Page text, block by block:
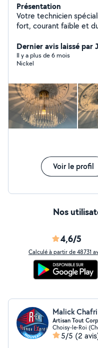
Présentation
Votre technicien
fort, courant faible et
vos attentes.
Dernier avis laissé par
Il y a plus de 6 mois
Nickel
Voir le profil
Nos
4,6/5
Calculé à partir de 48731
Malick
Artisan Tout
Choisy-le-Roi
5/5 (2